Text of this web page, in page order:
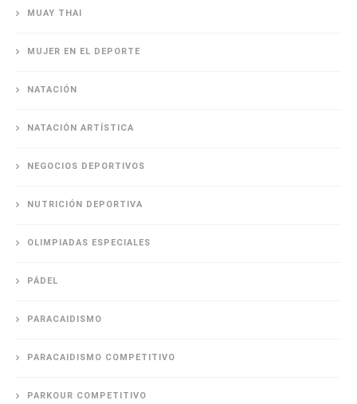
MUAY THAI
MUJER EN EL DEPORTE
NATACIÓN
NATACIÓN ARTÍSTICA
NEGOCIOS DEPORTIVOS
NUTRICIÓN DEPORTIVA
OLIMPIADAS ESPECIALES
PÁDEL
PARACAIDISMO
PARACAIDISMO COMPETITIVO
PARKOUR COMPETITIVO